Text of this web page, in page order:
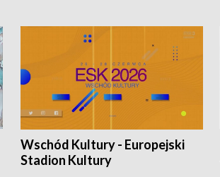
Wschód Kultury - Europejski
Stadion Kultury